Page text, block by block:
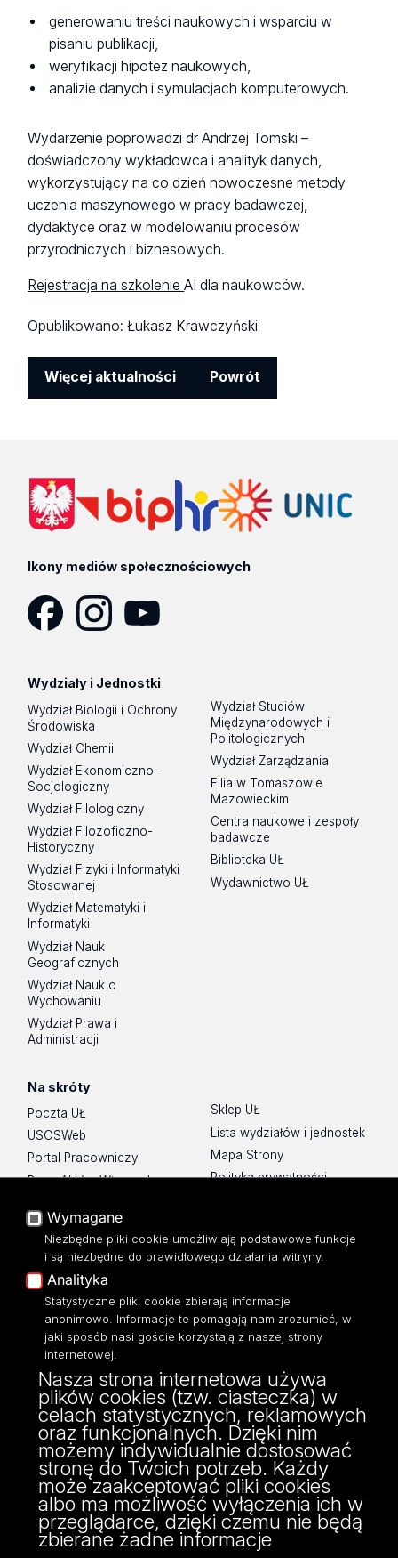
generowaniu treści naukowych i wsparciu w
pisaniu publikacji,
weryfikacji hipotez naukowych,
analizie danych i symulacjach komputerowych.
Wydarzenie poprowadzi dr Andrzej Tomski –
doświadczony wykładowca i analityk danych,
wykorzystujący na co dzień nowoczesne metody
uczenia maszynowego w pracy badawczej,
dydaktyce oraz w modelowaniu procesów
przyrodniczych i biznesowych.
Rejestracja na szkolenieAI dla naukowców.
Opublikowano:Łukasz Krawczyński
Więcej aktualności Powrót
Ikony mediów społecznościowych
Wydziały i Jednostki
Wydział Biologii i Ochrony
Środowiska
Wydział Chemii
Wydział Ekonomiczno-
Socjologiczny
Wydział Filologiczny
Wydział Filozoficzno-
Historyczny
Wydział Fizyki i Informatyki
Stosowanej
Wydział Matematyki i
Informatyki
Wydział Nauk
Geograficznych
Wydział Nauk o
Wychowaniu
Wydział Prawa i
Administracji
Wydział Studiów
Międzynarodowych i
Politologicznych
Wydział Zarządzania
Filia w Tomaszowie
Mazowieckim
Centra naukowe i zespoły
badawcze
Biblioteka UŁ
Wydawnictwo UŁ
Na skróty
Poczta UŁ
USOSWeb
Portal Pracowniczy
Baza Aktów Własnych
Moodle
Eksperci UŁ
Polityka Prywatności
Dostępność
Sklep UŁ
Lista wydziałów i jednostek
Mapa Strony
Polityka prywatności
Biblioteka
Uniwersytetu Łódzkiego
Jana Matejki 32/38, 90-237 Łódź
42 635-60-57 -@:Informatorium
42 635-60-50 -@:Wypożyczalnia
42 635-60-02 -
@:Sekretariat
Wymagane
Niezbędne pliki cookie umożliwiają podstawowe funkcje
i są niezbędne do prawidłowego działania witryny.
Analityka
Statystyczne pliki cookie zbierają informacje
anonimowo. Informacje te pomagają nam zrozumieć, w
jaki sposób nasi goście korzystają z naszej strony
internetowej.
Nasza strona internetowa używa
plików cookies (tzw. ciasteczka) w
celach statystycznych, reklamowych
oraz funkcjonalnych. Dzięki nim
możemy indywidualnie dostosować
stronę do Twoich potrzeb. Każdy
może zaakceptować pliki cookies
albo ma możliwość wyłączenia ich w
przeglądarce, dzięki czemu nie będą
zbierane żadne informacje